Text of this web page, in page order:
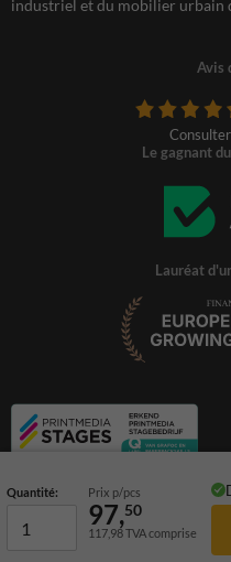
Quantité: Prix p/pcs
97,50
117,98TVA comprise
industriel et du mobilier urbain
Avis
Le gagnant
Lauréat
© 2026